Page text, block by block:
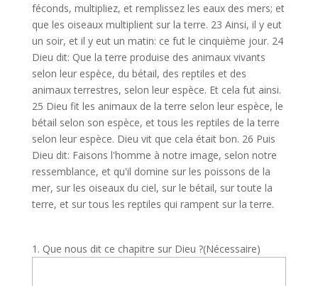
féconds, multipliez, et remplissez les eaux des mers; et
que les oiseaux multiplient sur la terre. 23 Ainsi, il y eut
un soir, et il y eut un matin: ce fut le cinquième jour. 24
Dieu dit: Que la terre produise des animaux vivants
selon leur espèce, du bétail, des reptiles et des
animaux terrestres, selon leur espèce. Et cela fut ainsi.
25 Dieu fit les animaux de la terre selon leur espèce, le
bétail selon son espèce, et tous les reptiles de la terre
selon leur espèce. Dieu vit que cela était bon. 26 Puis
Dieu dit: Faisons l'homme à notre image, selon notre
ressemblance, et qu'il domine sur les poissons de la
mer, sur les oiseaux du ciel, sur le bétail, sur toute la
terre, et sur tous les reptiles qui rampent sur la terre.
1. Que nous dit ce chapitre sur Dieu ?(Nécessaire)